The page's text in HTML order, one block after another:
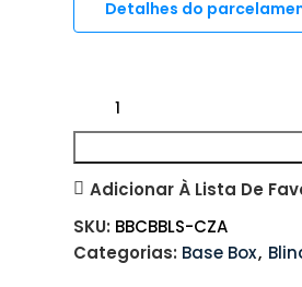
Detalhes do
Adicionar À Lista De
SKU: BBCBBLS-CZA
Categorias: Base Box,